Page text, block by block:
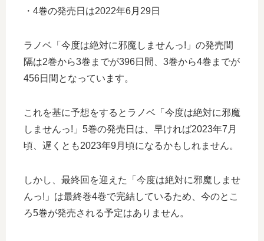
・4巻の発売日は2022年6月29日
ラノベ「今度は絶対に邪魔しませんっ!」の発売間
隔は2巻から3巻までが396日間、3巻から4巻までが
456日間となっています。
これを基に予想をするとラノベ「今度は絶対に邪魔
しませんっ!」5巻の発売日は、早ければ2023年7月
頃、遅くとも2023年9月頃になるかもしれません。
しかし、最終回を迎えた「今度は絶対に邪魔しませ
んっ!」は最終巻4巻で完結しているため、今のとこ
ろ5巻が発売される予定はありません。